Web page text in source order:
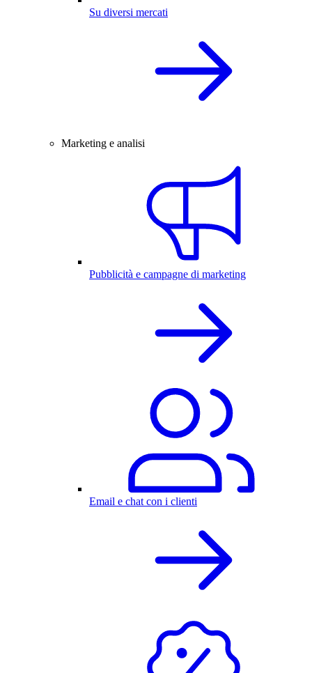
Su diversi mercati
Marketing e analisi
Pubblicità e campagne di marketing
Email e chat con i clienti